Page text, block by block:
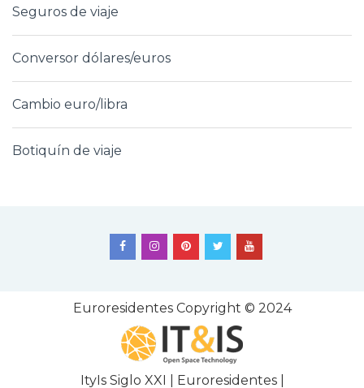
Seguros de viaje
Conversor dólares/euros
Cambio euro/libra
Botiquín de viaje
EuroresidentesCopyright © 2024
ItyIs Siglo XXI Euroresidentes|